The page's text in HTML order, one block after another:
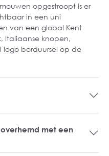
opgestroopt is er
in een uni
van een global Kent
Italiaanse knopen,
borduursel op de
met een